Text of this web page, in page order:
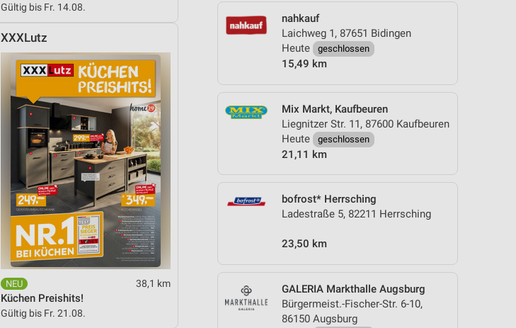
nahkauf
Laichweg 1, 87651 Bidingen
Heute
geschlossen
15,49 km
Mix Markt, Kaufbeuren
Liegnitzer Str. 11, 87600 Kaufbeuren
Heute
geschlossen
21,11 km
bofrost* Herrsching
Ladestraße 5, 82211 Herrsching
23,50 km
GALERIA Markthalle Augsburg
Bürgermeist.-Fischer-Str. 6-10,
86150 Augsburg
Gültig bis Fr. 14.08.
XXXLutz
38,1 km
Küchen Preishits!
Gültig bis Fr. 21.08.